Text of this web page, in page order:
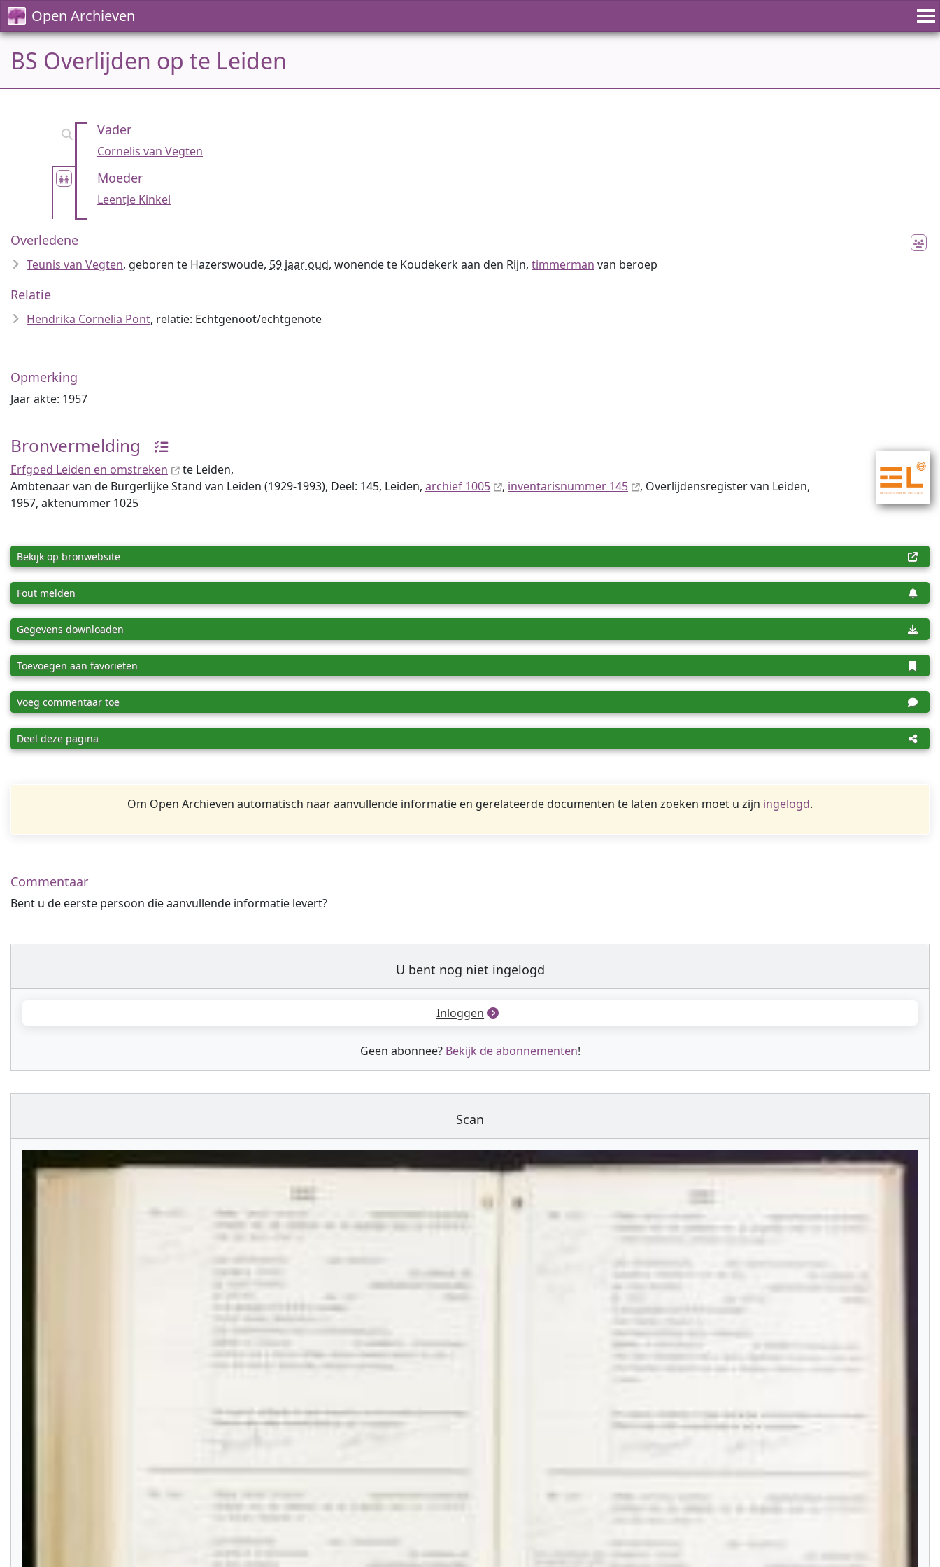
Open Archieven
BS Overlijden op te Leiden
Vader
Cornelis van Vegten
Moeder
Leentje Kinkel
Overledene
Teunis van Vegten, geboren te Hazerswoude, 59 jaar oud, wonende te Koudekerk aan den Rijn, timmerman van beroep
Relatie
Hendrika Cornelia Pont, relatie: Echtgenoot/echtgenote
Opmerking
Jaar akte: 1957
Bronvermelding
Erfgoed Leiden en omstreken
te Leiden,
Ambtenaar van de Burgerlijke Stand van Leiden (1929-1993), Deel: 145, Leiden, archief 1005 , inventaris­num­mer 145
, Overlijdensregister van Leiden,
1957, aktenummer 1025
Bekijk op bronwebsite
Fout melden
Gegevens downloaden
Toevoegen aan favorieten
Voeg commentaar toe
Deel deze pagina
Om Open Archieven automatisch naar aanvullende informatie en gerelateerde documenten te laten zoeken moet u zijn ingelogd.
Commentaar
Bent u de eerste persoon die aanvullende informatie levert?
U bent nog niet ingelogd
Inloggen
Geen abonnee? Bekijk de abonnementen!
Scan